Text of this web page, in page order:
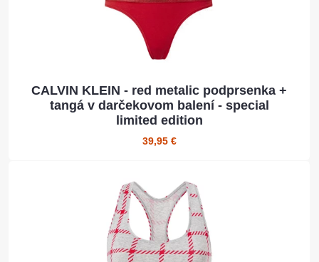
CALVIN KLEIN - red metalic podprsenka +
tangá v darčekovom balení - special
limited edition
39,95 €